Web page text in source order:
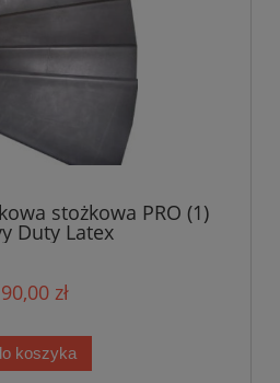
stożkowa PRO (1)
Duty Latex
90,00 zł
koszyka